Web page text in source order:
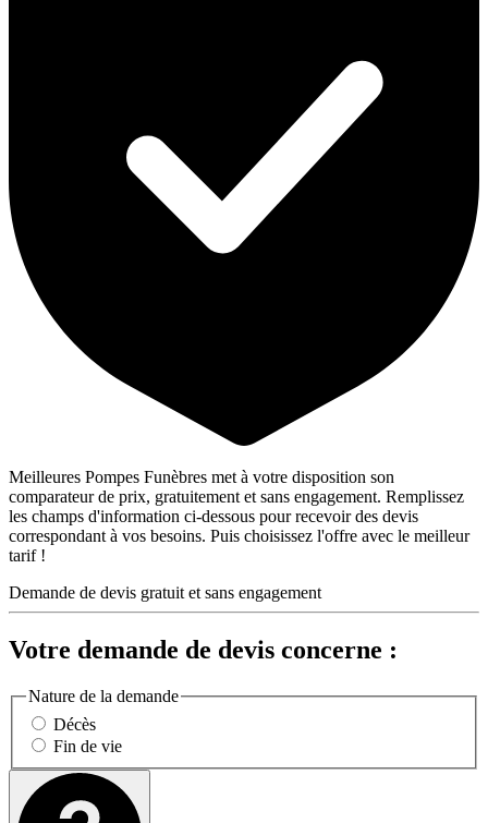
Meilleures Pompes Funèbres met à votre disposition son
comparateur de prix, gratuitement et sans engagement. Remplissez
les champs d'information ci-dessous pour recevoir des devis
correspondant à vos besoins. Puis choisissez l'offre avec le meilleur
tarif !
Demande de devis gratuit et sans engagement
Votre demande de devis concerne :
Nature de la demande
Décès
Fin de vie